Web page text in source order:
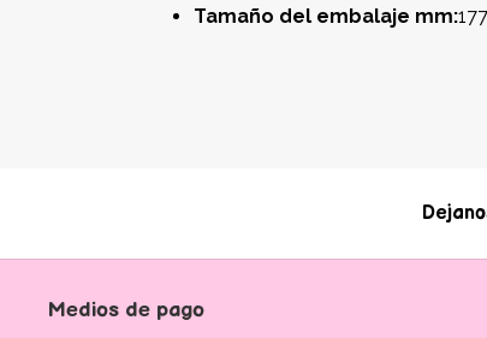
Tamaño del embalaje mm:
Medios de pago